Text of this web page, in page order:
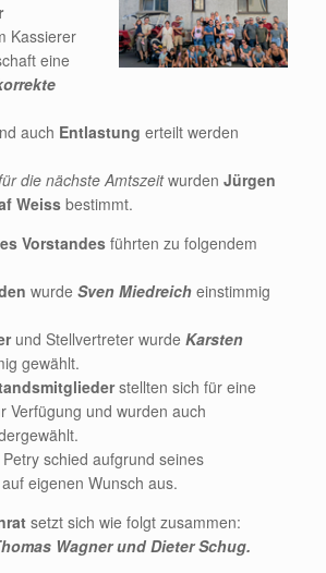
Kassierer
eine
auch Entlastung erteilt werden
die nächste Amtszeitwurden Jürgen
Weiss bestimmt.
Vorstandes führten zu folgendem
wurde Sven Miedreich einstimmig
und Stellvertreter wurde Karsten
gewählt.
stellten sich für eine
Verfügung und wurden auch
schied aufgrund seines
eigenen Wunsch aus.
setzt sich wie folgt zusammen:
Wagner und Dieter Schug.